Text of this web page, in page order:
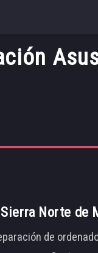
Norte de
de